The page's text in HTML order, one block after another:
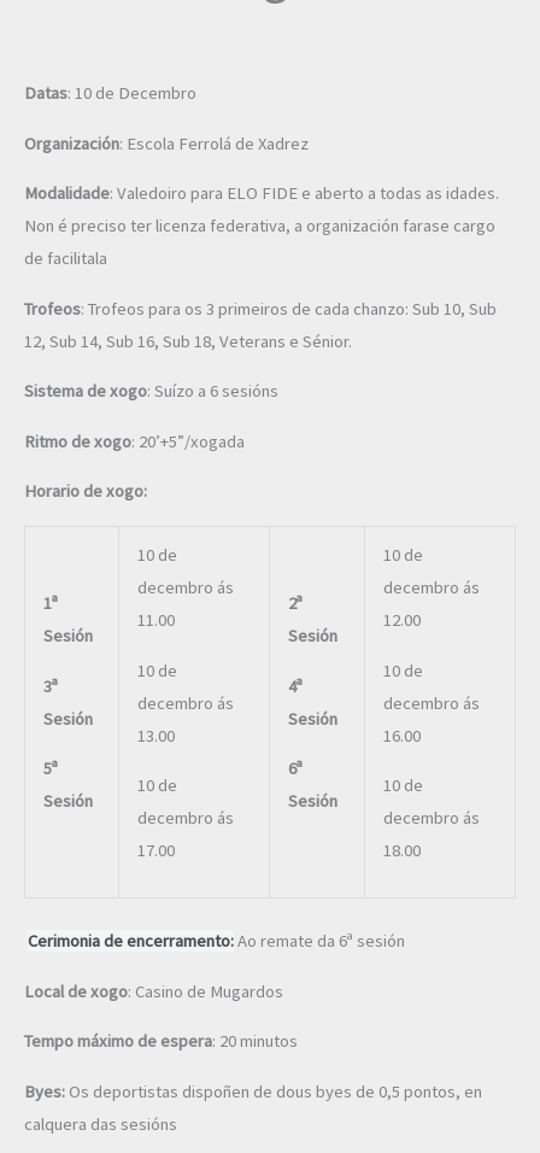
Datas: 10 de Decembro
Organización: Escola Ferrolá de Xadrez
Modalidade: Valedoiro para ELO FIDE e aberto a todas as idades.
Non é preciso ter licenza federativa, a organización farase cargo
de facilitala
Trofeos: Trofeos para os 3 primeiros de cada chanzo: Sub 10, Sub
12, Sub 14, Sub 16, Sub 18, Veterans e Sénior.
Sistema de xogo: Suízo a 6 sesións
Ritmo de xogo: 20’+5”/xogada
Horario de xogo:
1ª
Sesión
3ª
Sesión
5ª
Sesión
10 de
decembro ás
11.00
10 de
decembro ás
13.00
10 de
decembro ás
17.00
2ª
Sesión
4ª
Sesión
6ª
Sesión
10 de
decembro ás
12.00
10 de
decembro ás
16.00
10 de
decembro ás
18.00
Cerimonia de encerramento:Ao remate da 6ª sesión
Local de xogo: Casino de Mugardos
Tempo máximo de espera: 20 minutos
Byes: Os deportistas dispoñen de dous byes de 0,5 pontos, en
calquera das sesións